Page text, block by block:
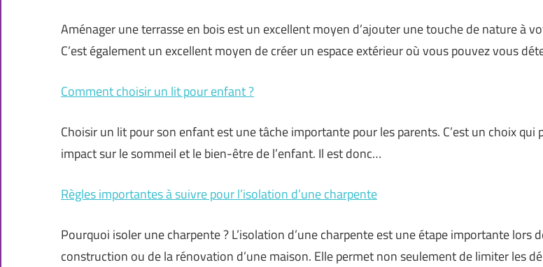
Aménager une terrasse en bois est un excellent moyen d’ajouter une touche de nature à
C’est également un excellent moyen de créer un espace extérieur où vous pouvez vous
Comment choisir un lit pour enfant ?
Choisir un lit pour son enfant est une tâche importante pour les parents. C’est un choix qui
impact sur le sommeil et le bien-être de l’enfant. Il est donc…
Règles importantes à suivre pour l’isolation d’une charpente
Pourquoi isoler une charpente ? L’isolation d’une charpente est une étape importante lors
construction ou de la rénovation d’une maison. Elle permet non seulement de limiter les